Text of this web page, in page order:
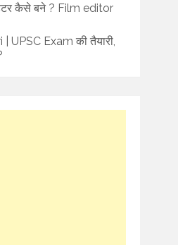
कैसे बने ? Film editor
UPSC Exam की तैयारी,